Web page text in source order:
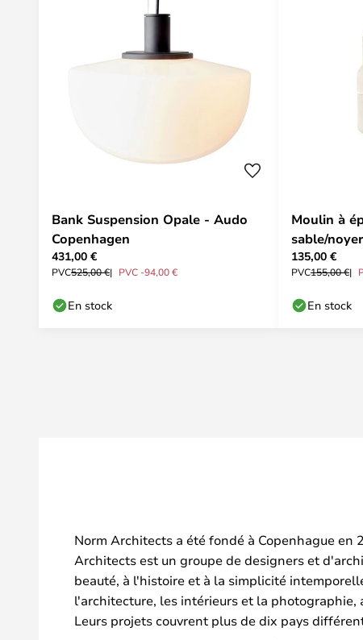
Bank Suspension Opale - Audo
Copenhagen
431,00 €
PVC525,00 € PVC -94,00 €
En stock
Moulin à
sable/
Audo
135,00 €
PVC155,00 €
En stock
Norm Architects a été fondé à Copenhague en
Architects est un groupe de designers et
beauté, à l'histoire et à la simplicité
l'architecture, les intérieurs et la
Leurs projets couvrent plus de dix pays